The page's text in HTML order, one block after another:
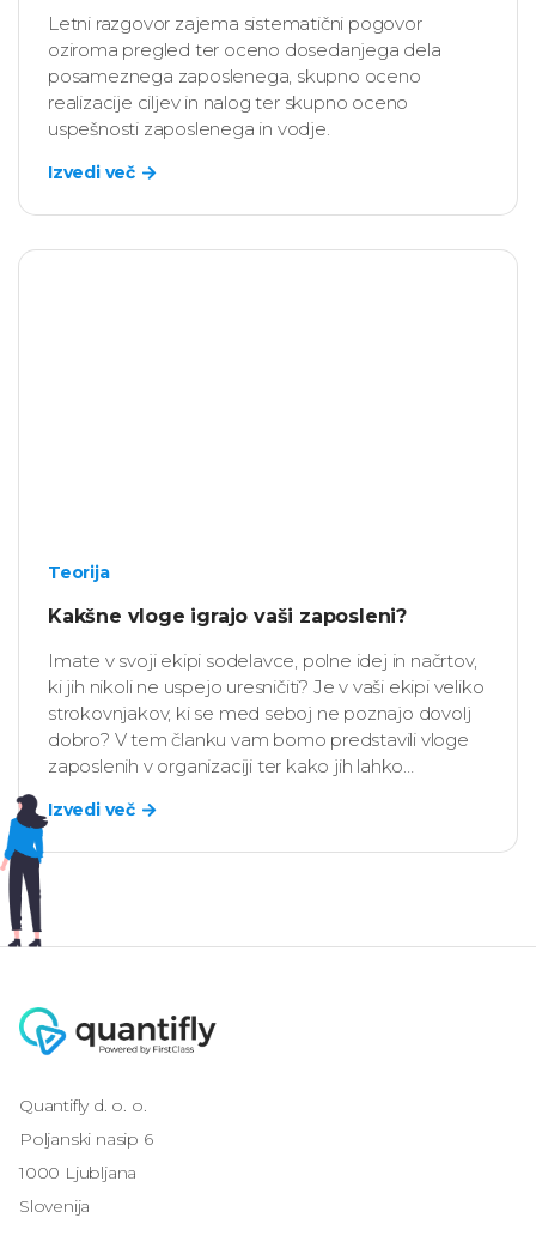
Letni razgovor zajema sistematični pogovor
oziroma pregled ter oceno dosedanjega dela
posameznega zaposlenega, skupno oceno
realizacije ciljev in nalog ter skupno oceno
uspešnosti zaposlenega in vodje.
Izvedi več
Teorija
Kakšne vloge igrajo vaši zaposleni?
Imate v svoji ekipi sodelavce, polne idej in načrtov,
ki jih nikoli ne uspejo uresničiti? Je v vaši ekipi veliko
strokovnjakov, ki se med seboj ne poznajo dovolj
dobro? V tem članku vam bomo predstavili vloge
zaposlenih v organizaciji ter kako jih lahko
vašem podjetju.
Izvedi več
Quantifly d. o. o.
Poljanski nasip 6
1000 Ljubljana
Slovenija